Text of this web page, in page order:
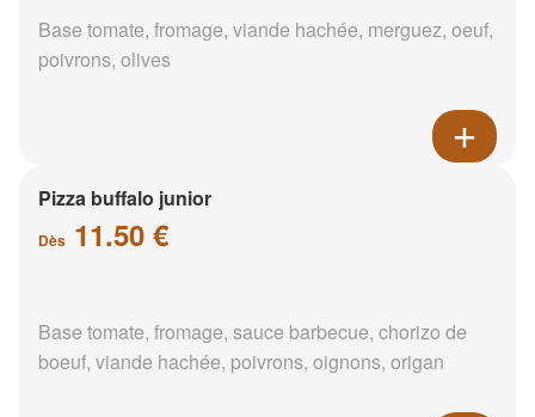
Base tomate, fromage, viande hachée, merguez, oeuf,
poivrons, olives
Pizza buffalo junior
Dès 11.50 €
Base tomate, fromage, sauce barbecue, chorizo de
boeuf, viande hachée, poivrons, oignons, origan